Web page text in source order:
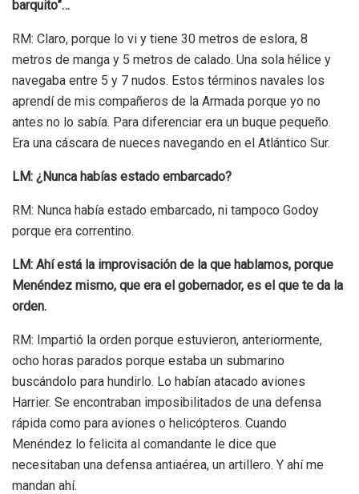
barquito”…
RM: Claro, porque lo vi y tiene 30 metros de eslora, 8
metros de manga y 5 metros de calado. Una sola hélice y
navegaba entre 5 y 7 nudos. Estos términos navales los
aprendí de mis compañeros de la Armada porque yo no
antes no lo sabía. Para diferenciar era un buque pequeño.
Era una cáscara de nueces navegando en el Atlántico Sur.
LM: ¿Nunca habías estado embarcado?
RM: Nunca había estado embarcado, ni tampoco Godoy
porque era correntino.
LM: Ahí está la improvisación de la que hablamos, porque
Menéndez mismo, que era el gobernador, es el que te da la
orden.
RM: Impartió la orden porque estuvieron, anteriormente,
ocho horas parados porque estaba un submarino
buscándolo para hundirlo. Lo habían atacado aviones
Harrier. Se encontraban imposibilitados de una defensa
rápida como para aviones o helicópteros. Cuando
Menéndez lo felicita al comandante le dice que
necesitaban una defensa antiaérea, un artillero. Y ahí me
mandan ahí.